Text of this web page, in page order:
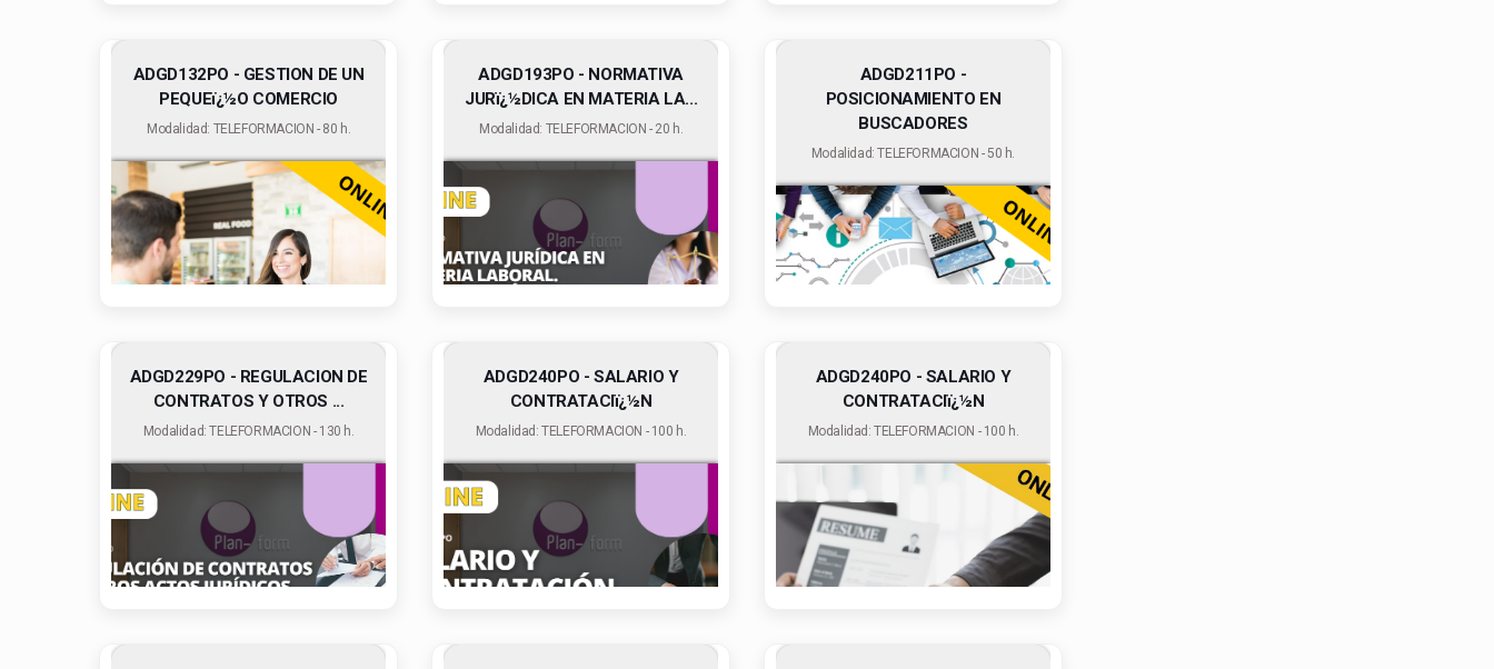
ADGD132PO - GESTION DE UN
PEQUEï¿½O COMERCIO
Modalidad: TELEFORMACION - 80 h.
ADGD193PO - NORMATIVA
JURï¿½DICA EN MATERIA LA...
Modalidad: TELEFORMACION - 20 h.
ADGD211PO -
POSICIONAMIENTO EN
BUSCADORES
Modalidad: TELEFORMACION - 50 h.
ADGD229PO - REGULACION DE
CONTRATOS Y OTROS ...
Modalidad: TELEFORMACION - 130 h.
ADGD240PO - SALARIO Y
CONTRATACIï¿½N
Modalidad: TELEFORMACION - 100 h.
ADGD240PO - SALARIO Y
CONTRATACIï¿½N
Modalidad: TELEFORMACION - 100 h.